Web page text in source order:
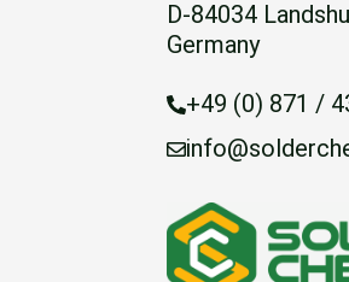
D-84034
Germany
+49 (0) 871 /